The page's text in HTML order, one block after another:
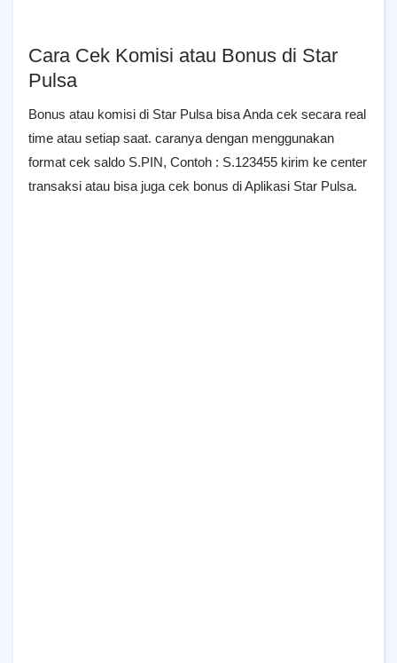
Cara Cek Komisi atau Bonus di Star
Pulsa
Bonus atau komisi di Star Pulsa bisa Anda cek secara real
time atau setiap saat. caranya dengan menggunakan
format cek saldo S.PIN, Contoh : S.123455 kirim ke center
transaksi atau bisa juga cek bonus di Aplikasi Star Pulsa.